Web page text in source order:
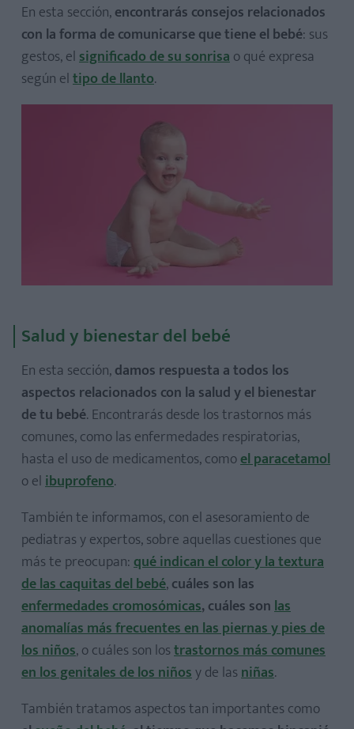
En esta sección,encontrarás consejos relacionados
con la forma de comunicarse que tiene el bebé: sus
gestos, elsignificado de su sonrisao qué expresa
según eltipo de llanto.
Salud y bienestar del bebé
En esta sección,damos respuesta a todos los
aspectos relacionados con la salud y el bienestar
de tu bebé. Encontrarás desde los trastornos más
comunes, como las enfermedades respiratorias,
hasta el uso de medicamentos, comoel paracetamol
o elibuprofeno.
También te informamos, con el asesoramiento de
pediatras y expertos, sobre aquellas cuestiones que
más te preocupan:qué indican el color y la textura
de las caquitas del bebé,cuáles son las
enfermedades cromosómicas, cuáles sonlas
anomalías más frecuentes en las piernas y pies de
los niños, o cuáles son lostrastornos más comunes
en los genitales de los niñosy de lasniñas.
También tratamos aspectos tan importantes como